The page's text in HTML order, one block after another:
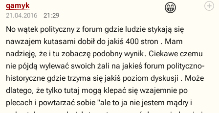
21.04.2016 21:29
😁
qamyk
No wątek polityczny z forum gdzie ludzie stykają się
nawzajem kutasami dobił do jakiś 400 stron . Mam
nadzieję, że i tu zobaczę podobny wynik. Ciekawe czemu
nie pójdą wylewać swoich żali na jakieś forum polityczno-
historyczne gdzie trzyma się jakiś poziom dyskusji . Może
dlatego, że tylko tutaj mogą klepać się wzajemnie po
plecach i powtarzać sobie "ale to ja nie jestem mądry i